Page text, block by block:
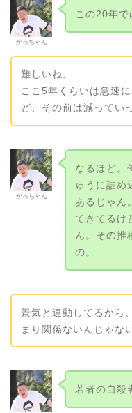
がっちゃん
この20年で
難しいね。
ここ5年くらいは急速
ど、その前は減ってい
がっちゃん
なるほど。
ゅうに詰め
あるじゃん
てきてるけ
ん。その推
の。
景気と連動してるから
まり関係ないんじゃな
若者の自殺